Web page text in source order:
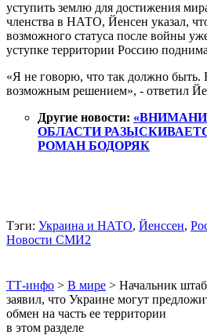
уступить землю для достижения
членства в НАТО, Йенсен указал,
возможного статуса после войны
уступке территории Россию
«Я не говорю, что так должно быть.
возможным решением», - ответил
Другие новости:
ОБЛАСТИ
РОМАН БОДОРЯК
Тэги: Украина и НАТО, Йенссен,
Новости СМИ2
ТТ-инфо > В мире > Начальник
заявил, что Украине могут
обмен на часть ее территории
в этом разделе